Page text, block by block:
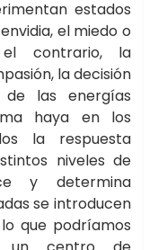
estados
el miedo o
contrario, la
la decisión
las energías
haya en los
la respuesta
niveles de
y determina
se introducen
que podríamos